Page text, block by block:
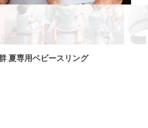
夏専用ベビースリング